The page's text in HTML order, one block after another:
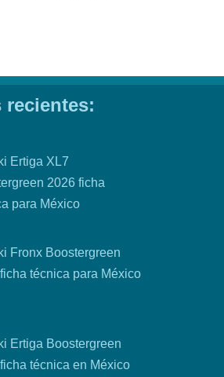
recientes:
Ertiga XL7
2026 ficha
para México
Fronx Boostergreen
técnica para México
Ertiga Boostergreen
técnica en México